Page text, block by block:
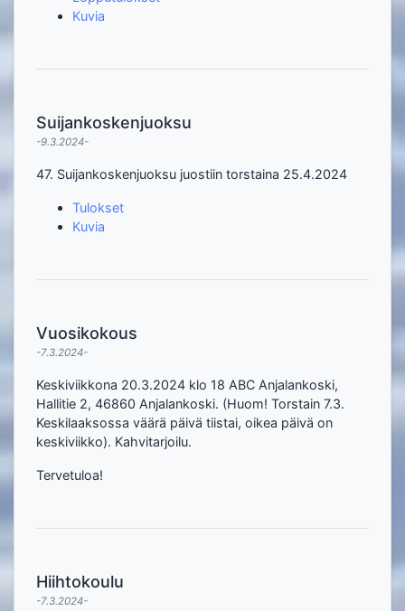
Kuvia
Suijankoskenjuoksu
-9.3.2024-
47. Suijankoskenjuoksu juostiin torstaina 25.4.2024
Tulokset
Kuvia
Vuosikokous
-7.3.2024-
Keskiviikkona 20.3.2024 klo 18 ABC Anjalankoski,
Hallitie 2, 46860 Anjalankoski. (Huom! Torstain 7.3.
Keskilaaksossa väärä päivä tiistai, oikea päivä on
keskiviikko). Kahvitarjoilu.
Tervetuloa!
Hiihtokoulu
-7.3.2024-